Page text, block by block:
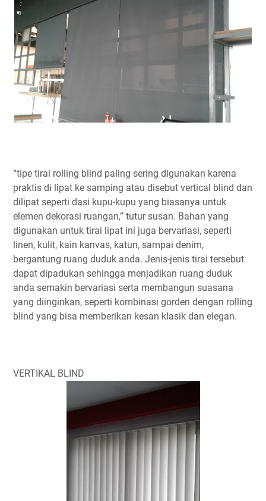
“tipe tirai rolling blind paling sering digunakan karena
praktis di lipat ke samping atau disebut vertical blind dan
dilipat seperti dasi kupu-kupu yang biasanya untuk
elemen dekorasi ruangan,” tutur susan. Bahan yang
digunakan untuk tirai lipat ini juga bervariasi, seperti
linen, kulit, kain kanvas, katun, sampai denim,
bergantung ruang duduk anda. Jenis-jenis tirai tersebut
dapat dipadukan sehingga menjadikan ruang duduk
anda semakin bervariasi serta membangun suasana
yang diinginkan, seperti kombinasi gorden dengan rolling
blind yang bisa memberikan kesan klasik dan elegan.
VERTIKAL BLIND